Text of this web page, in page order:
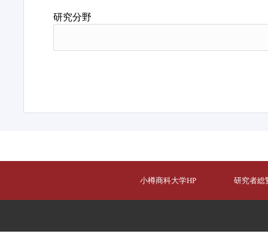
研究分野
小樽商科大学HP 研究者総